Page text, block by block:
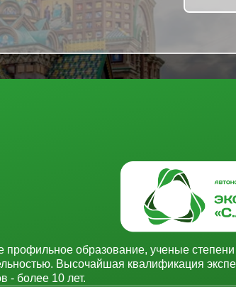
образование, ученые
Высочайшая квалификация
- более 10 лет.